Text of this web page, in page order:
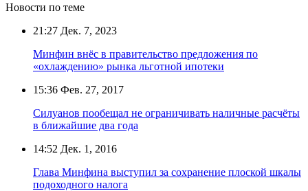
Новости по теме
21:27 Дек. 7, 2023
Минфин внёс в правительство предложения по
«охлаждению» рынка льготной ипотеки
15:36 Фев. 27, 2017
Силуанов пообещал не ограничивать наличные расчёты
в ближайшие два года
14:52 Дек. 1, 2016
Глава Минфина выступил за сохранение плоской шкалы
подоходного налога